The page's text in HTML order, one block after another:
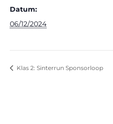
Datum:
06/12/2024
Klas 2: Sinterrun Sponsorloop